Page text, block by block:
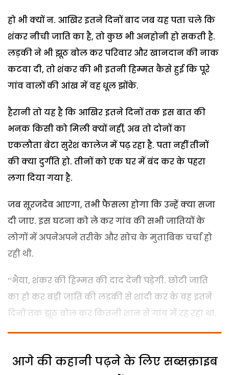
हो भी क्यों न. आखिर इतने दिनों बाद जब यह पता चले कि
शंकर नीची जाति का है, तो कुछ भी अनहोनी हो सकती है.
लड़की ने भी झूठ बोल कर परिवार और खानदान की नाक
कटवा दी, तो शंकर की भी इतनी हिम्मत कैसे हुई कि पूरे
गांव वालों की आंख में वह धूल झोंके.
हैरानी तो यह है कि आखिर इतने दिनों तक इस बात की
भनक किसी को मिली क्यों नहीं, अब तो दोनों का
एकलौता बेटा सुरेश कालेज में पढ़ रहा है. पता नहीं तीनों
की क्या दुर्गति हो. तीनों को एक घर में बंद कर के पहरा
लगा दिया गया है.
जब सूरजदेव आएगा, तभी फैसला होगा कि उन्हें क्या सजा
दी जाए. इस घटना को ले कर गांव की सभी जातियों के
लोगों में अपनेअपने तरीके और सोच के मुताबिक चर्चा हो
रही थी.
‘‘भैया, शंकर की हिम्मत की दाद देनी पड़ेगी. छोटी जाति
का हो कर बड़ी जाति की लड़की से शादी कर के वह इतने
दिनों तक झूठ बोल कर कितनी शान से गांव में रह रहा था.
आगे की कहानी पढ़ने के लिए सब्सक्राइब